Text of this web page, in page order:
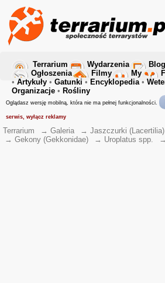
Terrarium Wydarzenia
Ogłoszenia
Filmy My
• Artykuły • Gatunki • Encyklopedia•
Organizacje • Rośliny
Oglądasz wersję mobilną, która nie ma pełnej funkcjonalności.
serwis, wyłącz reklamy
Terrarium → Galeria → Jaszczurki (Lacertilia)
→ Gekony (Gekkonidae) → Uroplatus spp. →